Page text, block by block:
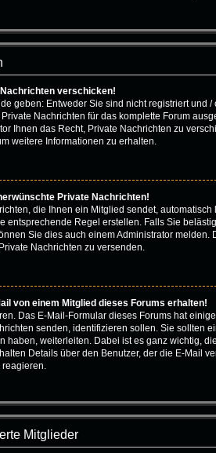
verschicken!
geben: Entweder Sie sind nicht registriert und
Nachrichten für das komplette Forum
Ihnen das Recht, Private Nachrichten zu
weitere Informationen zu erhalten.
Private Nachrichten!
die Ihnen ein Mitglied sendet,
entsprechende Regel erstellen. Falls Sie
Sie dies auch einem Administrator melden.
Nachrichten zu versenden.
von einem Mitglied dieses Forums erhalten!
Das E-Mail-Formular dieses Forums hat
senden, identifizieren sollen. Sie sollten
haben, weiterleiten. Dabei ist es ganz wichtig,
Details über den Benutzer, der die E-Mail
Mitglieder